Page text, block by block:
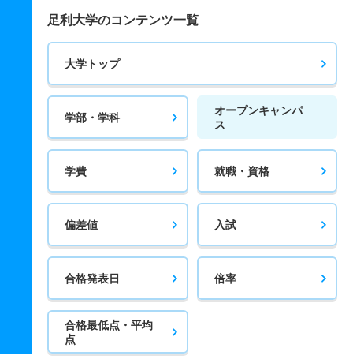
足利大学のコンテンツ一覧
大学トップ
学部・学科
オープンキャンパ
ス
学費 就職・資格
偏差値 入試
合格発表日 倍率
合格最低点・平均
点